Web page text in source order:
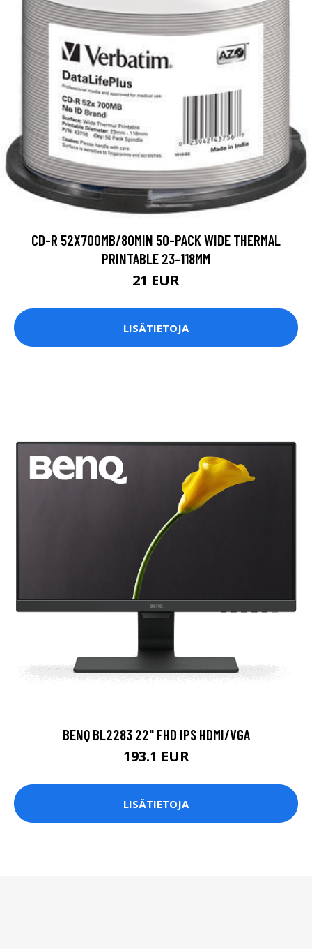
CD-R 52X700MB/80MIN 50-PACK WIDE THERMAL
PRINTABLE 23-118MM
21 EUR
LISÄTIETOJA
BENQ BL2283 22" FHD IPS HDMI/VGA
193.1 EUR
LISÄTIETOJA